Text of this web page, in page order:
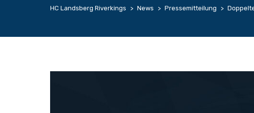
HC Landsberg Riverkings > News > Pressemitteilung >